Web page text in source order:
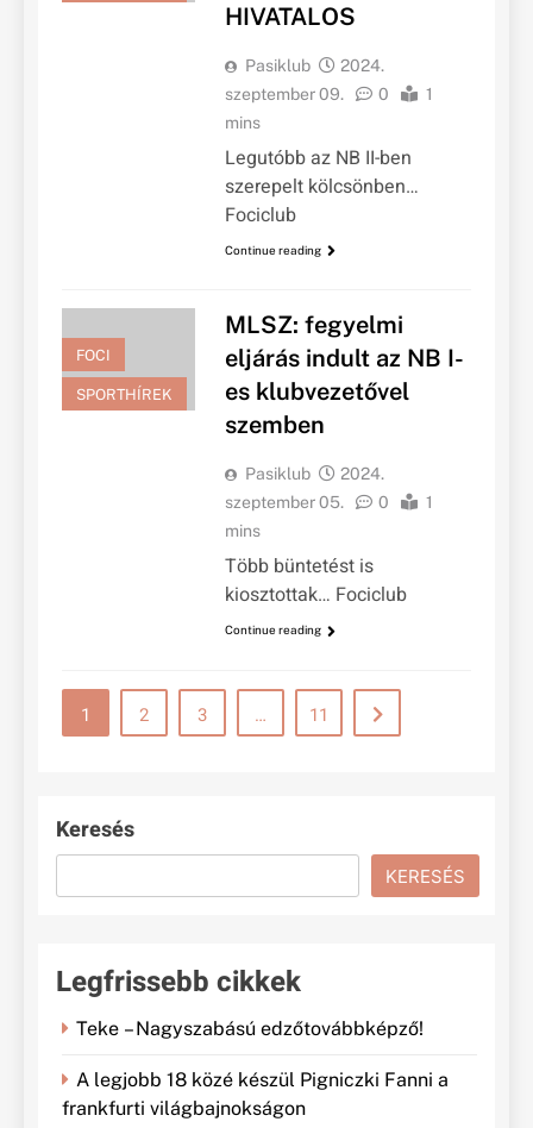
HIVATALOS
Pasiklub
2024.
szeptember 09.
0
1
mins
Legutóbb az NB II-ben
szerepelt kölcsönben…
Fociclub
Continue reading
FOCI
SPORTHÍREK
MLSZ: fegyelmi
eljárás indult az NB I-
es klubvezetővel
szemben
Pasiklub
2024.
szeptember 05.
0
1
mins
Több büntetést is
kiosztottak… Fociclub
Continue reading
1 2 3 … 11
Keresés
KERESÉS
Legfrissebb cikkek
Teke – Nagyszabású edzőtovábbképző!
A legjobb 18 közé készül Pigniczki Fanni a
frankfurti világbajnokságon